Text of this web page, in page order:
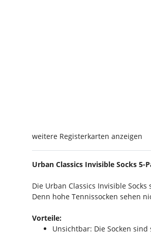
weitere Registerkarten anzeigen
Urban Classics Invisible Socks
Die Urban Classics Invisible
Denn hohe Tennissocken sehen
Vorteile:
Unsichtbar: Die Socken